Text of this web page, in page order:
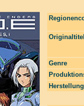
Originaltitel
Genre